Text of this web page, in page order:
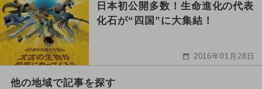
日本初公開多数！生命進化の代表
化石が“四国”に大集結！
2016年01月28日
他の地域で記事を探す